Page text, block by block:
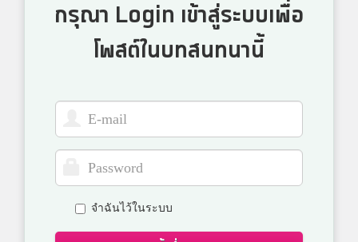
กรุณา Login เข้าสู่ระบบเพื่อ
โพสต์ในบทสนทนานี้
จำฉันไว้ในระบบ